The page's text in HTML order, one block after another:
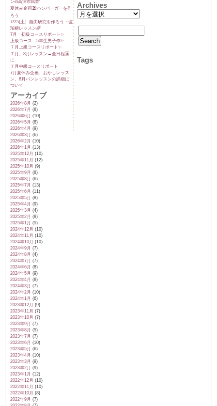
ンin高津市民館
夏休み企画🏖️ハンバーガーを作
ろう
7/25(土）自由研究を作ろう・琥
珀糖レッスン🌈
7月 初級コースリポート✨️
上級コース 5年生男子作✨️
７月上級コースリポート✨️
７月、8月レッスン→全日程🈵
に
７月中級コースリポート
7月夏休み企画、おかしレッス
ン、8月パンレッスンの詳細に
ついて
アーカイブ
2026年8月 (2)
2026年7月 (8)
2026年6月 (10)
2026年5月 (8)
2026年4月 (9)
2026年3月 (6)
2026年2月 (10)
2026年1月 (13)
2025年12月 (10)
2025年11月 (12)
2025年10月 (9)
2025年9月 (8)
2025年8月 (6)
2025年7月 (13)
2025年6月 (11)
2025年5月 (8)
2025年4月 (9)
2025年3月 (4)
2025年2月 (8)
2025年1月 (5)
2024年12月 (10)
2024年11月 (10)
2024年10月 (10)
2024年9月 (7)
2024年8月 (4)
2024年7月 (7)
2024年6月 (8)
2024年5月 (9)
2024年4月 (8)
2024年3月 (7)
2024年2月 (10)
2024年1月 (6)
2023年12月 (9)
2023年11月 (7)
2023年10月 (7)
2023年9月 (7)
2023年8月 (5)
2023年7月 (7)
2023年6月 (10)
2023年5月 (6)
2023年4月 (10)
2023年3月 (9)
2023年2月 (9)
2023年1月 (12)
2022年12月 (10)
2022年11月 (10)
2022年10月 (8)
2022年9月 (7)
Archives
Tags